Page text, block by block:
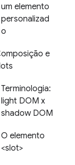
um elemento
personalizad
o
e
Terminologia:
light DOM x
shadow DOM
O elemento
<slot>